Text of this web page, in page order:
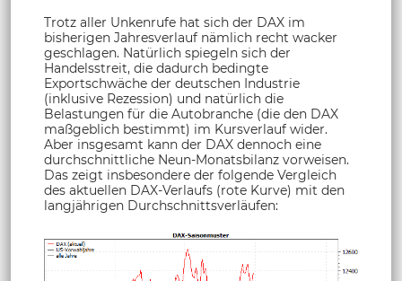
Trotz aller Unkenrufe hat sich der DAX im
bisherigen Jahresverlauf nämlich recht wacker
geschlagen. Natürlich spiegeln sich der
Handelsstreit, die dadurch bedingte
Exportschwäche der deutschen Industrie
(inklusive Rezession) und natürlich die
Belastungen für die Autobranche (die den DAX
maßgeblich bestimmt) im Kursverlauf wider.
Aber insgesamt kann der DAX dennoch eine
durchschnittliche Neun-Monatsbilanz vorweisen.
Das zeigt insbesondere der folgende Vergleich
des aktuellen DAX-Verlaufs (rote Kurve) mit den
langjährigen Durchschnittsverläufen: